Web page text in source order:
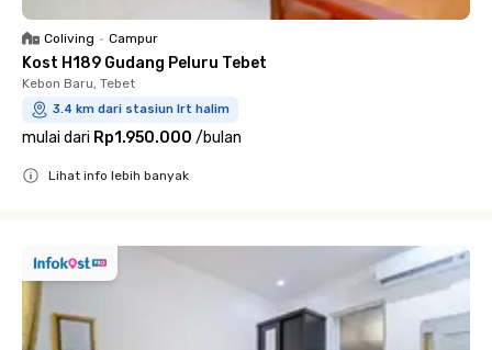
Coliving • Campur
Kost H189 Gudang Peluru Tebet
Kebon Baru, Tebet
3.4 km dari stasiun lrt halim
mulai dari Rp1.950.000 /bulan
Lihat info lebih banyak